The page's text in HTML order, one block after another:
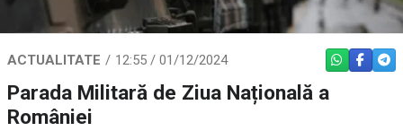
ACTUALITATE 12:55 / 01/12/2024 WHATSAPP
Parada Militară de Ziua Națională a
României